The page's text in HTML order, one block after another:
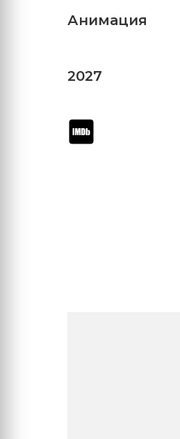
Анимация
2027